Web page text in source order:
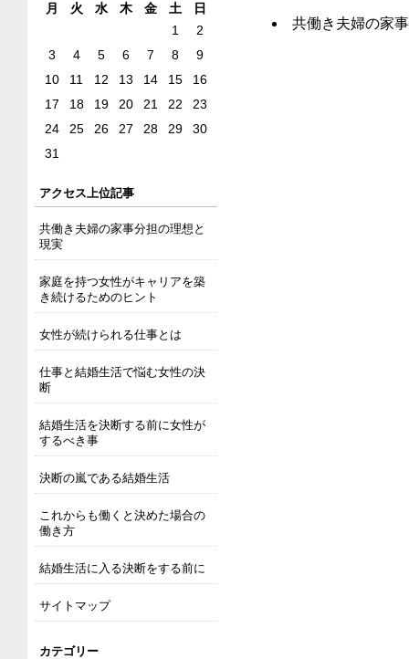
月
火 水 木 金 土
日
1
2
3
4 5 6 7 8
9
10
11 12 13 14 15
16
17
18 19 20 21 22
23
24
25 26 27 28 29
30
31
アクセス上位記事
共働き夫婦の家事分担の理想と
現実
家庭を持つ女性がキャリアを築
き続けるためのヒント
女性が続けられる仕事とは
仕事と結婚生活で悩む女性の決
断
結婚生活を決断する前に女性が
するべき事
決断の嵐である結婚生活
これからも働くと決めた場合の
働き方
結婚生活に入る決断をする前に
サイトマップ
カテゴリー
共働き夫婦の家